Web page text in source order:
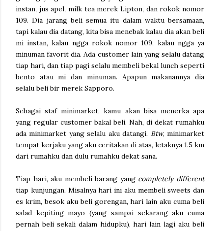
instan, jus apel, milk tea merek Lipton, dan rokok nomor
109. Dia jarang beli semua itu dalam waktu bersamaan,
tapi kalau dia datang, kita bisa menebak kalau dia akan beli
mi instan, kalau ngga rokok nomor 109, kalau ngga ya
minuman favorit dia. Ada customer lain yang selalu datang
tiap hari, dan tiap pagi selalu membeli bekal lunch seperti
bento atau mi dan minuman. Apapun makanannya dia
selalu beli bir merek Sapporo.
Sebagai staf minimarket, kamu akan bisa menerka apa
yang regular customer bakal beli. Nah, di dekat rumahku
ada minimarket yang selalu aku datangi. Btw, minimarket
tempat kerjaku yang aku ceritakan di atas, letaknya 1.5 km
dari rumahku dan dulu rumahku dekat sana.
Tiap hari, aku membeli barang yang completely different
tiap kunjungan. Misalnya hari ini aku membeli sweets dan
es krim, besok aku beli gorengan, hari lain aku cuma beli
salad kepiting mayo (yang sampai sekarang aku cuma
pernah beli sekali dalam hidupku), hari lain lagi aku beli